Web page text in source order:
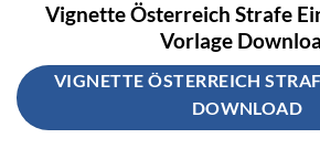
Vignette Österreich Strafe
Vorlage
VIGNETTE ÖSTERREICH
DOWNLOAD